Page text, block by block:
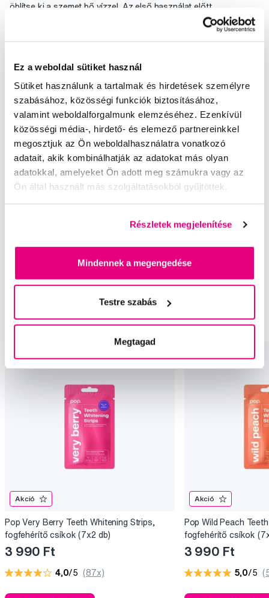
Ez a weboldal sütiket használ
Sütiket használunk a tartalmak és hirdetések személyre
szabásához, közösségi funkciók biztosításához,
valamint weboldalforgalmunk elemzéséhez. Ezenkívül
közösségi média-, hirdető- és elemező partnereinkkel
megosztjuk az Ön weboldalhasználatra vonatkozó
adatait, akik kombinálhatják az adatokat más olyan
adatokkal, amelyeket Ön adott meg számukra vagy az
Ön által használt más szolgáltatásokból gyűjtöttek.
Részletek megjelenítése
Mindennek a megengedése
Testre szabás
Megtagad
öblítse ki a szemet bő vízzel. Az első használat előtt
konzultáljon fogorvosával, és olvassa el figyelmesen a
betegtájékoztatót. Mindig kövesse az utasításokat! A használat
fogérzékenység. Ne használja ezt a terméket, ha ínygyulladása
ha allergiás a fogfehérítő gél egy vagy több összetevőjére. Ez a
termék nem 18 év alatti személyek számára készült. Hűvös,
száraz, gyermekek számára elérhetetlen helyen tárolja.
Összetétel
Használat
Fogfehérítő csík Fogfehérítés Pop
Fogfehérítő csík Pop
Akció
Pop Very Berry Teeth Whitening Strips,
fogfehérítő csíkok (7x2 db)
3 990 Ft
4,0/5 (87x)
Akció
Pop Wild Peach
fogfehérítő csíkok
3 990 Ft
5,0/5